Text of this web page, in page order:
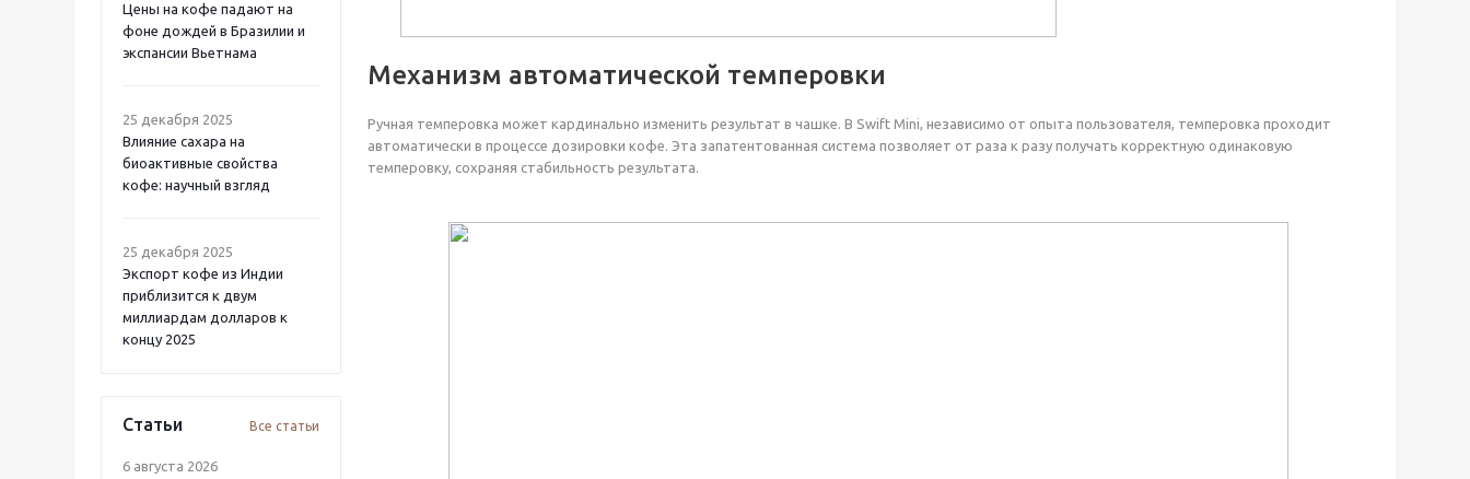
Цены на кофе падают на
фоне дождей в Бразилии и
экспансии Вьетнама
25 декабря 2025
Влияние сахара на
биоактивные свойства
кофе: научный взгляд
25 декабря 2025
Экспорт кофе из Индии
приблизится к двум
миллиардам долларов к
концу 2025
Статьи Все статьи
6 августа 2026
Механизм автоматической темперовки
Ручная темперовка может кардинально изменить результат в чашке. В Swift Mini, независимо от опыта пользователя, темперовка проходит
автоматически в процессе дозировки кофе. Эта запатентованная система позволяет от раза к разу получать корректную одинаковую
темперовку, сохраняя стабильность результата.